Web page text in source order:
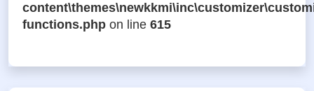
functions.php on line 615